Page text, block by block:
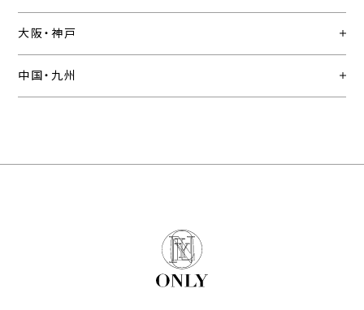
大阪・神戸
中国・九州